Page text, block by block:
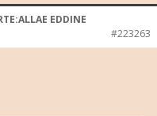
EDDINE
#223263